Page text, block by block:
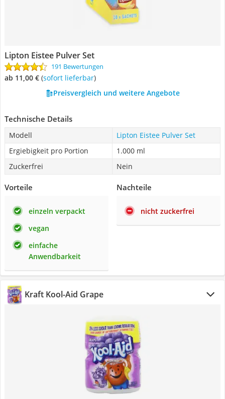
Lipton Eistee Pulver Set
191 Bewertungen
ab 11,00 € ( Sofort lieferbar)
Preisvergleich und weitere Angebote
Technische Details
Modell
Lipton Eistee Pulver Set
Ergiebigkeit pro Portion
1.000 ml
Zuckerfrei
Nein
Vorteile
einzeln verpackt
vegan
einfache
Anwendbarkeit
Nachteile
nicht zuckerfrei
Kraft Kool-Aid Grape